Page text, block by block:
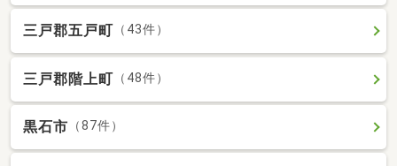
三戸郡五戸町 （43件）
三戸郡階上町 （48件）
黒石市 （87件）